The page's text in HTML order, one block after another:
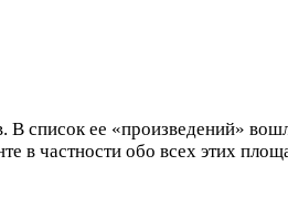
В список ее «произведений»
в частности обо всех этих